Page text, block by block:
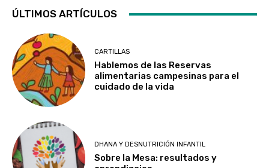
ÚLTIMOS ARTÍCULOS
CARTILLAS
Hablemos de las Reservas
alimentarias campesinas para el
cuidado de la vida
DHANA Y DESNUTRICIÓN INFANTIL
Sobre la Mesa: resultados y